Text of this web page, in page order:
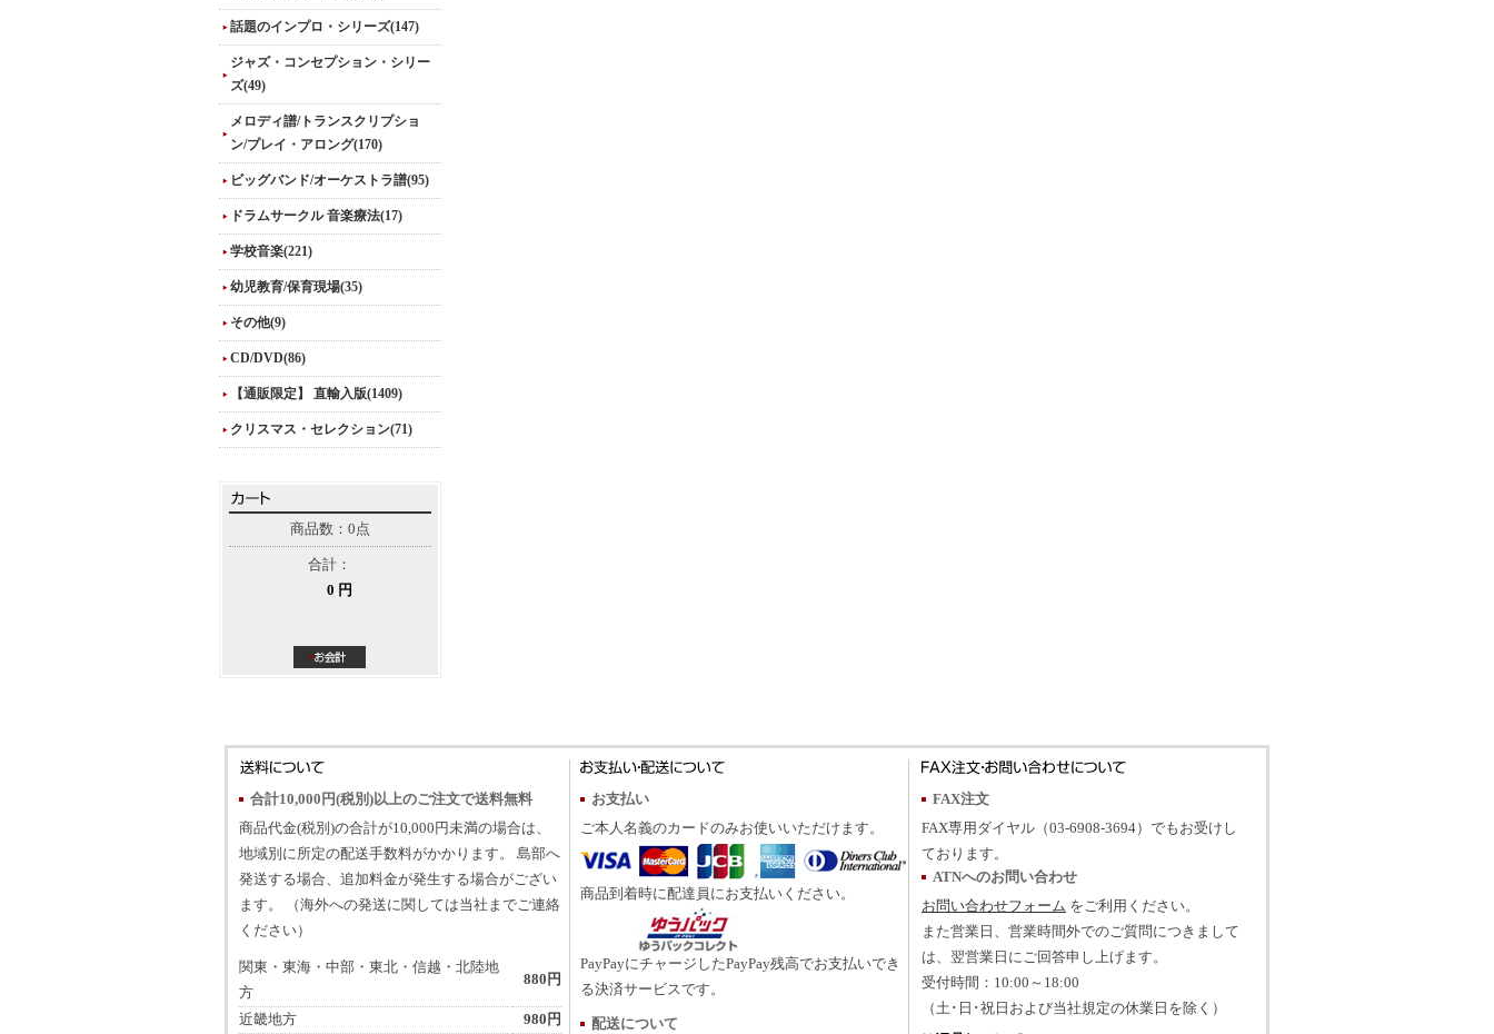
話題のインプロ・シリーズ(147)
ジャズ・コンセプション・シリー
ズ(49)
メロディ譜/トランスクリプショ
ン/プレイ・アロング(170)
ビッグバンド/オーケストラ譜(95)
ドラムサークル 音楽療法(17)
学校音楽(221)
幼児教育/保育現場(35)
その他(9)
CD/DVD(86)
【通販限定】 直輸入版(1409)
クリスマス・セレクション(71)
商品数：0点
合計：
0 円
合計10,000円(税別)以上のご注文で送料無料
商品代金(税別)の合計が10,000円未満の場合は、
地域別に所定の配送手数料がかかります。 島部へ
発送する場合、追加料金が発生する場合がござい
ます。 （海外への発送に関しては当社までご連絡
ください）
関東・東海・中部・東北・信越・北陸地
方
880円
近畿地方 980円
お支払い
ご本人名義のカードのみお使いいただけます。
商品到着時に配達員にお支払いください。
PayPayにチャージしたPayPay残高でお支払いでき
る決済サービスです。
配送について
FAX注文
FAX専用ダイヤル（03-6908-3694）でもお受けし
ております。
ATNへのお問い合わせ
お問い合わせフォーム をご利用ください。
また営業日、営業時間外でのご質問につきまして
は、翌営業日にご回答申し上げます。
受付時間：10:00～18:00
（土･日･祝日および当社規定の休業日を除く）